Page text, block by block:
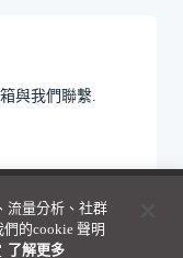
與我們聯繫.
流量分析、社群
的cookie 聲明
了解更多 ­